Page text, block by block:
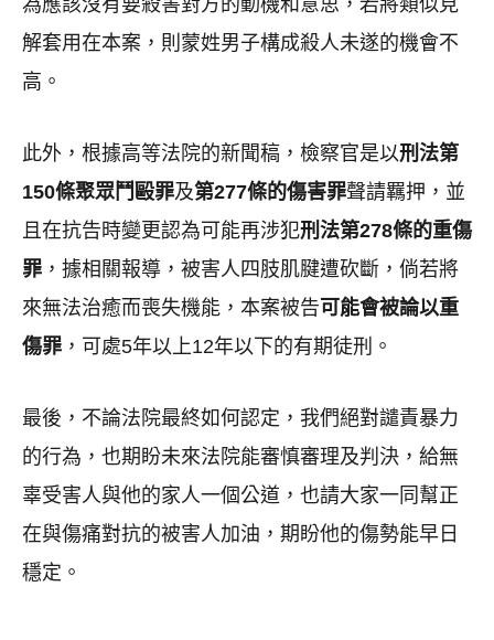
為應該沒有要殺害對方的動機和意思，若將類似見
解套用在本案，則蒙姓男子構成殺人未遂的機會不
高。
此外，根據高等法院的新聞稿，檢察官是以刑法第
150條聚眾鬥毆罪及第277條的傷害罪聲請羈押，並
且在抗告時變更認為可能再涉犯刑法第278條的重傷
罪 ，據相關報導，被害人四肢肌腱遭砍斷，倘若將
來無法治癒而喪失機能，本案被告可能會被論以重
傷罪 ，可處5年以上12年以下的有期徒刑。
最後，不論法院最終如何認定，我們絕對譴責暴力
的行為，也期盼未來法院能審慎審理及判決，給無
辜受害人與他的家人一個公道，也請大家一同幫正
在與傷痛對抗的被害人加油，期盼他的傷勢能早日
穩定。